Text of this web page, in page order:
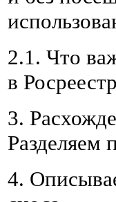
2.1. Что
в
3.
Разделяем
4.